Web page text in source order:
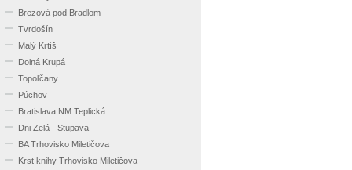
Brezová pod Bradlom
Tvrdošín
Malý Krtíš
Dolná Krupá
Topoľčany
Púchov
Bratislava NM Teplická
Dni Zelá - Stupava
BA Trhovisko Miletičova
Krst knihy Trhovisko Miletičova